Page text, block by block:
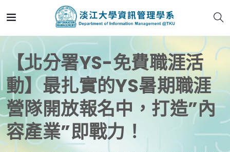
【北分署YS-免費職涯活
動】最扎實的YS暑期職涯
營隊開放報名中，打造”內
容產業”即戰力！